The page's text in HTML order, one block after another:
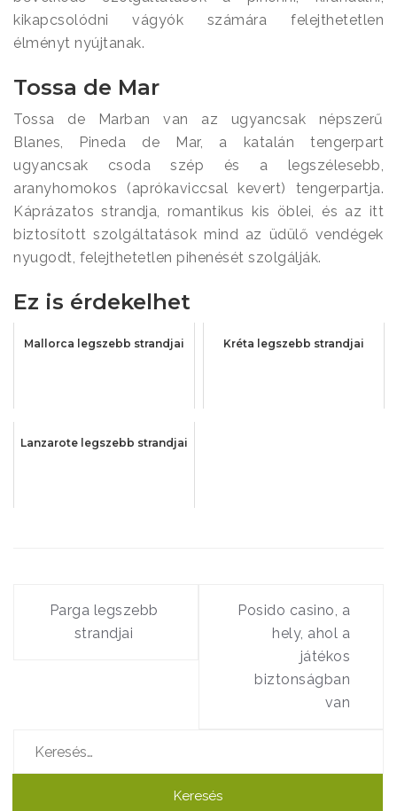
kikapcsolódni vágyók számára felejthetetlen
élményt nyújtanak.
Tossa de Mar
Tossa de Marban van az ugyancsak népszerű
Blanes, Pineda de Mar, a katalán tengerpart
ugyancsak csoda szép és a legszélesebb,
aranyhomokos (aprókaviccsal kevert) tengerpartja.
Káprázatos strandja, romantikus kis öblei, és az itt
biztosított szolgáltatások mind az üdülő vendégek
nyugodt, felejthetetlen pihenését szolgálják.
Ez is érdekelhet
Mallorca legszebb strandjai Kréta legszebb strandjai
Lanzarote legszebb strandjai
navigáció
Parga legszebb
strandjai
Posido casino, a
hely, ahol a
játékos
biztonságban
van